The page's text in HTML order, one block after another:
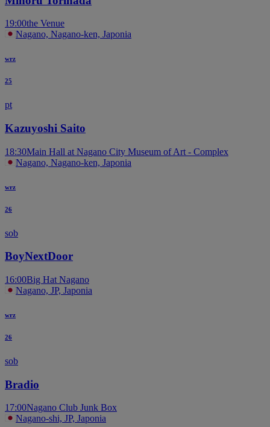
19:00the Venue
Nagano, Nagano-ken, Japonia
wrz
25
pt
Kazuyoshi Saito
18:30Main Hall at Nagano City Museum of Art - Complex
Nagano, Nagano-ken, Japonia
wrz
26
sob
BoyNextDoor
16:00Big Hat Nagano
Nagano, JP, Japonia
wrz
26
sob
Bradio
17:00Nagano Club Junk Box
Nagano-shi, JP, Japonia